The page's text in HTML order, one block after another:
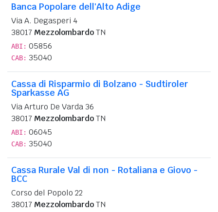
Banca Popolare dell'Alto Adige
Via A. Degasperi 4
38017 MezzolombardoTN
ABI: 05856
CAB: 35040
Cassa di Risparmio di Bolzano - Sudtiroler
Sparkasse AG
Via Arturo De Varda 36
38017 MezzolombardoTN
ABI: 06045
CAB: 35040
Cassa Rurale Val di non - Rotaliana e Giovo -
BCC
Corso del Popolo 22
38017 MezzolombardoTN